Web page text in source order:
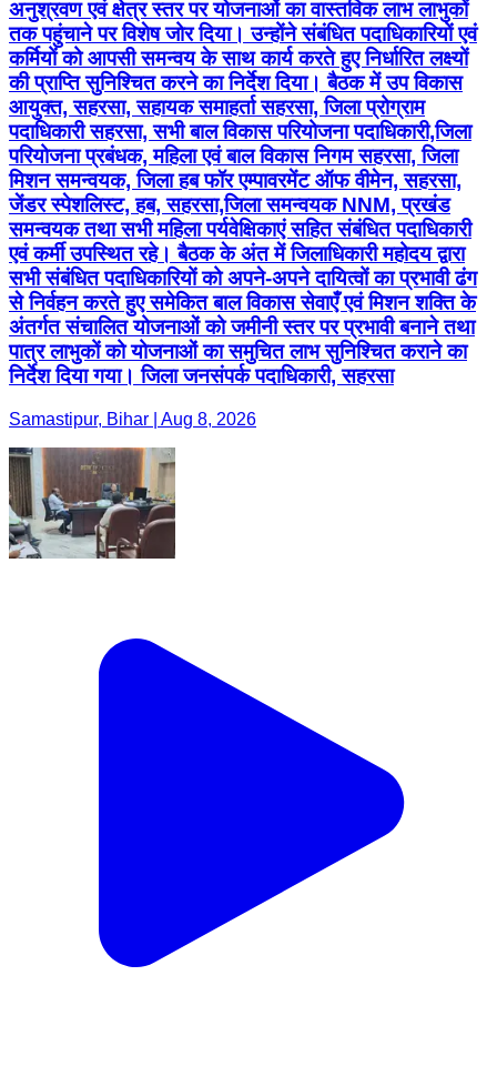
अनुश्रवण एवं क्षेत्र स्तर पर योजनाओं का वास्तविक लाभ लाभुकों
तक पहुंचाने पर विशेष जोर दिया। उन्होंने संबंधित पदाधिकारियों एवं
कर्मियों को आपसी समन्वय के साथ कार्य करते हुए निर्धारित लक्ष्यों
की प्राप्ति सुनिश्चित करने का निर्देश दिया। बैठक में उप विकास
आयुक्त, सहरसा, सहायक समाहर्ता सहरसा, जिला प्रोग्राम
पदाधिकारी सहरसा, सभी बाल विकास परियोजना पदाधिकारी,जिला
परियोजना प्रबंधक, महिला एवं बाल विकास निगम सहरसा, जिला
मिशन समन्वयक, जिला हब फॉर एम्पावरमेंट ऑफ वीमेन, सहरसा,
जेंडर स्पेशलिस्ट, हब, सहरसा,जिला समन्वयक NNM, प्रखंड
समन्वयक तथा सभी महिला पर्यवेक्षिकाएं सहित संबंधित पदाधिकारी
एवं कर्मी उपस्थित रहे। बैठक के अंत में जिलाधिकारी महोदय द्वारा
सभी संबंधित पदाधिकारियों को अपने-अपने दायित्वों का प्रभावी ढंग
से निर्वहन करते हुए समेकित बाल विकास सेवाएँ एवं मिशन शक्ति के
अंतर्गत संचालित योजनाओं को जमीनी स्तर पर प्रभावी बनाने तथा
पात्र लाभुकों को योजनाओं का समुचित लाभ सुनिश्चित कराने का
निर्देश दिया गया। जिला जनसंपर्क पदाधिकारी, सहरसा
Samastipur, Bihar | Aug 8, 2026